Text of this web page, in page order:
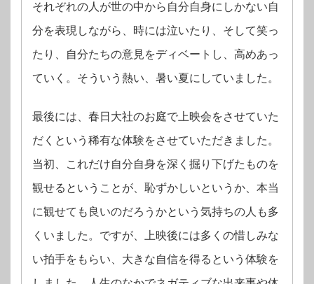
それぞれの人が世の中から自分自身にしかない自
分を表現しながら、時には泣いたり、そして笑っ
たり、自分たちの意見をディベートし、高めあっ
ていく。そういう熱い、暑い夏にしていました。
最後には、春日大社のお庭で上映会をさせていた
だくという稀有な体験をさせていただきました。
当初、これだけ自分自身を深く掘り下げたものを
観せるということが、恥ずかしいというか、本当
に観せても良いのだろうかという気持ちの人も多
くいました。ですが、上映後には多くの惜しみな
い拍手をもらい、大きな自信を得るという体験を